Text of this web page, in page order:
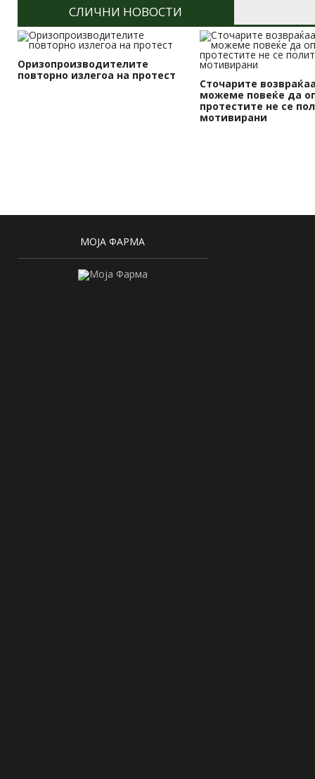
СЛИЧНИ НОВОСТИ
Оризопроизводителите
повторно излегоа на протест
Сточарите
можеме повеќе да
протестите не се
мотивирани
МОЈА ФАРМА